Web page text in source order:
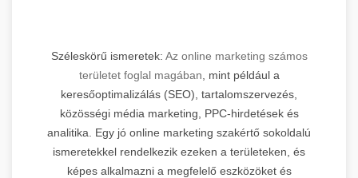
Széleskörű ismeretek: Az online marketing számos
területet foglal magában , mint például a
keresőoptimalizálás (SEO), tartalomszervezés,
közösségi média marketing, PPC-hirdetések és
analitika. Egy jó online marketing szakértő sokoldalú
ismeretekkel rendelkezik ezeken a területeken, és
képes alkalmazni a megfelelő eszközöket és